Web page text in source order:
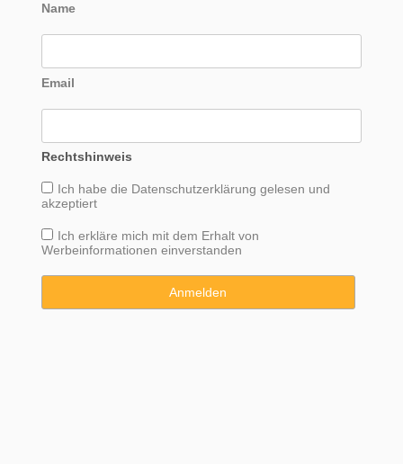
Name
Email
Rechtshinweis
Ich habe die Datenschutzerklärung gelesen und
akzeptiert
Ich erkläre mich mit dem Erhalt von
Werbeinformationen einverstanden